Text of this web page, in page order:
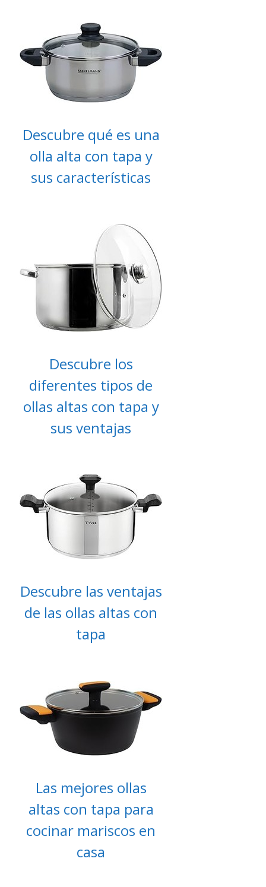
Descubre qué es una
olla alta con tapa y
sus características
Descubre los
diferentes tipos de
ollas altas con tapa y
sus ventajas
Descubre las ventajas
de las ollas altas con
tapa
Las mejores ollas
altas con tapa para
cocinar mariscos en
casa